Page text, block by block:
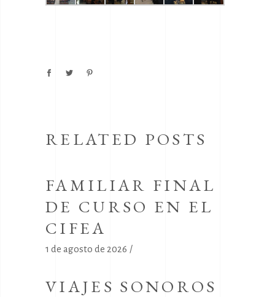
RELATED POSTS
FAMILIAR FINAL
DE CURSO EN EL
CIFEA
1 de agosto de 2026
VIAJES SONOROS